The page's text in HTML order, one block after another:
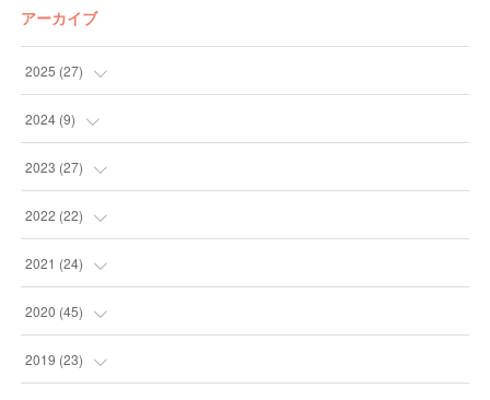
アーカイブ
2025 (27)
( 13)
(14 )
2024(9)
(4
(5
2023 (27)
(10 )
(9
(4
(4
2022 (22)
(4
(4
(7
2021 (24)
(10 )
(3
2020 (45)
(6
2019 (23)